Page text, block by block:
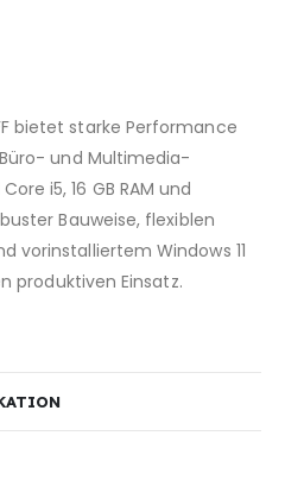
bietet starke Performance
und Multimedia-
i5, 16 GB RAM und
Bauweise, flexiblen
vorinstalliertem Windows 11
produktiven Einsatz.